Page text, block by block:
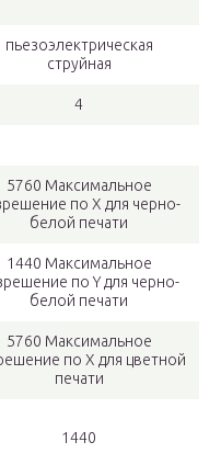
пьезоэлектрическая
струйная
4
5760 Максимальное
по Х для черно-
белой печати
1440 Максимальное
по Y для черно-
белой печати
5760 Максимальное
по Х для цветной
печати
1440